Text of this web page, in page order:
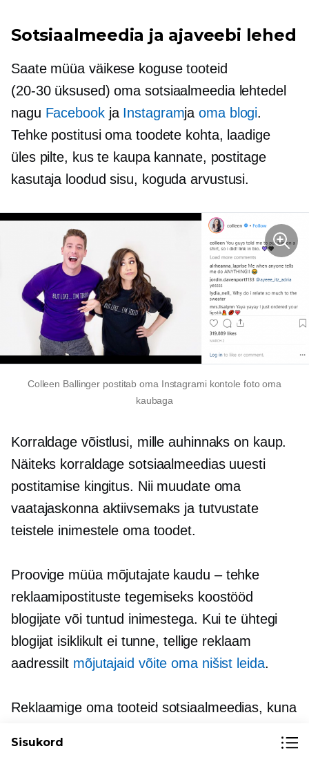
Sotsiaalmeedia ja ajaveebi lehed
Saate müüa väikese koguse tooteid
(20-30üksused) oma sotsiaalmeedia lehtedel
nagu Facebookja Instagramjaoma blogi.
Tehke postitusi oma toodete kohta, laadige
üles pilte, kus te kaupa kannate, postitage
kasutaja loodud sisu, koguda arvustusi.
Colleen Ballinger postitab oma Instagrami kontole foto oma
kaubaga
Korraldage võistlusi, mille auhinnaks on kaup.
Näiteks korraldage sotsiaalmeedias uuesti
postitamise kingitus. Nii muudate oma
vaatajaskonna aktiivsemaks ja tutvustate
teistele inimestele oma toodet.
Proovige müüa mõjutajate kaudu – tehke
reklaamipostituste tegemiseks koostööd
blogijate või tuntud inimestega. Kui te ühtegi
blogijat isiklikult ei tunne, tellige reklaam
aadressilt mõjutajaid võite oma nišist leida.
Reklaamige oma tooteid sotsiaalmeedias, kuna
Reklaamid otsingumootorites ei ole nii tõhusad,
Sisukord